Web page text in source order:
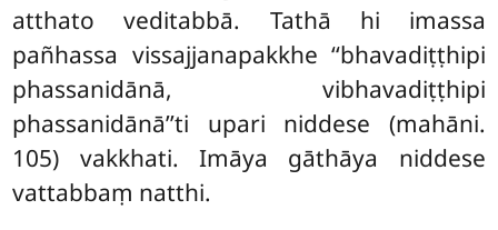
atthato veditabbā. Tathā hi imassa
pañhassa vissajjanapakkhe ‘‘bhavadiṭṭhipi
phassanidānā, vibhavadiṭṭhipi
phassanidānā’’ti upari niddese (mahāni.
105) vakkhati. Imāya gāthāya niddese
vattabbaṃ natthi.